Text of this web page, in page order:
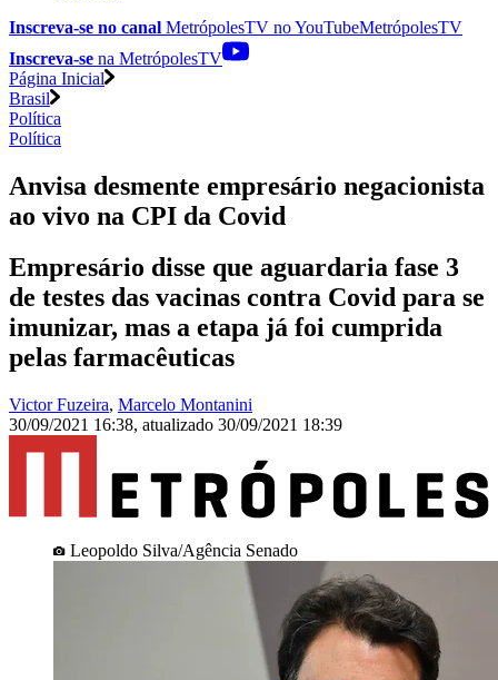
Inscreva-se no canal MetrópolesTV noYouTubeMetrópolesTV
Inscreva-se na MetrópolesTV
Página Inicial
Brasil
Política
Política
Anvisa desmente empresário negacionista
ao vivo na CPI da Covid
Empresário disse que aguardaria fase 3
de testes das vacinas contra Covid para se
imunizar, mas a etapa já foi cumprida
pelas farmacêuticas
Victor Fuzeira, Marcelo Montanini
30/09/2021 16:38, atualizado 30/09/2021 18:39
Leopoldo Silva/Agência Senado